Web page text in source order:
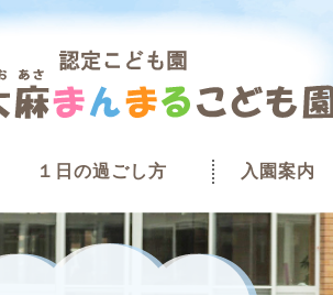
１日の過ごし方 入園案内